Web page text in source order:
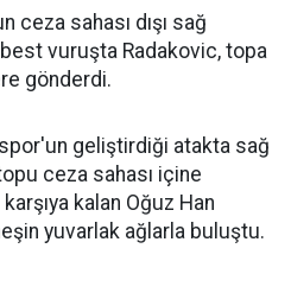
ceza sahası dışı sağ
vuruşta Radakovic, topa
gönderdi.
geliştirdiği atakta sağ
ceza sahası içine
kalan Oğuz Han
yuvarlak ağlarla buluştu.